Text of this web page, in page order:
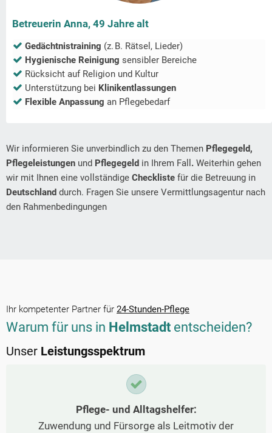
Betreuerin Anna, 49 Jahre alt
Gedächtnistraining (z. B. Rätsel, Lieder)
Hygienische Reinigung sensibler Bereiche
Rücksicht auf Religion und Kultur
Unterstützung bei Klinikentlassungen
Flexible Anpassung an Pflegebedarf
Wir informieren Sie unverbindlich zu den Themen Pflegegeld,
Pflegeleistungen und Pflegegeld in Ihrem Fall . Weiterhin gehen
wir mit Ihnen eine vollständige Checkliste für die Betreuung in
Deutschland durch. Fragen Sie unsere Vermittlungsagentur nach
den Rahmenbedingungen
Ihr kompetenter Partner für 24-Stunden-Pflege
Warum für uns in Helmstadt entscheiden?
Unser Leistungsspektrum
Pflege- und Alltagshelfer:
Zuwendung und Fürsorge als Leitmotiv der